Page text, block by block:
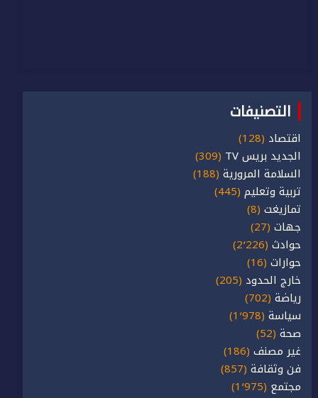
التصنيفات
اقتصاد (128)
الجديد بريس TV
(309)
السلامة المرورية (188)
تربية وتعليم (445)
تمازيغت (8)
جهات (27)
حوادث (2٬226)
حوارات (16)
خارج الحدود (205)
رياضة (702)
سياسة (1٬978)
صحة (52)
غير مصنف (186)
فن وثقافة (857)
مجتمع (1٬975)